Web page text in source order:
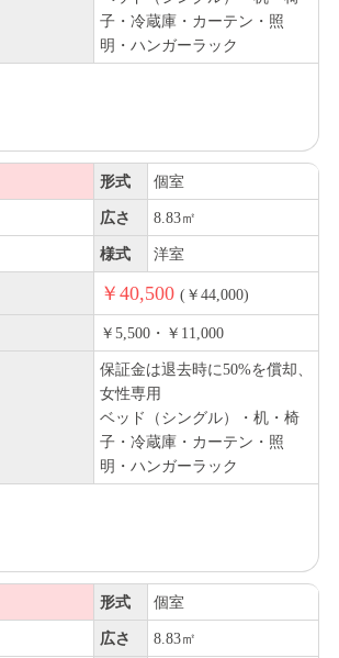
子・冷蔵庫・カーテン・照
明・ハンガーラック
形式 個室
広さ 8.83㎡
様式 洋室
￥40,500 (￥44,000)
￥5,500・￥11,000
保証金は退去時に50%を償却、
女性専用
ベッド（シングル）・机・椅
子・冷蔵庫・カーテン・照
明・ハンガーラック
形式 個室
広さ 8.83㎡